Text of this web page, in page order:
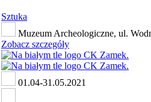
Sztuka
Muzeum Archeologiczne, ul.
Zobacz szczegóły
01.04-31.05.2021